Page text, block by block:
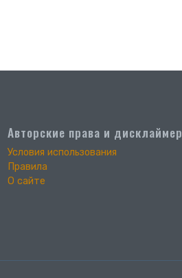
Авторские права и дисклаймер
Условия использования
Правила
О сайте